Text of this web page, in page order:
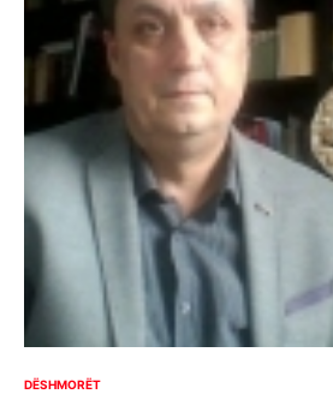
DËSHMORËT